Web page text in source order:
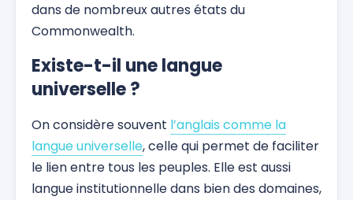
dans de nombreux autres états du
Commonwealth.
Existe-t-il une langue
universelle ?
On considère souvent l’anglais comme la
langue universelle, celle qui permet de faciliter
le lien entre tous les peuples. Elle est aussi
langue institutionnelle dans bien des domaines,